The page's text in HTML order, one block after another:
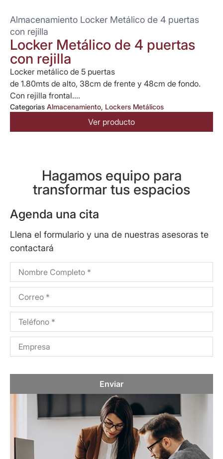
Almacenamiento Locker Metálico de 4 puertas
con rejilla
Locker Metálico de 4 puertas
con rejilla
Locker metálico de 5 puertas
de 1.80mts de alto, 38cm de frente y 48cm de fondo.
Con rejilla frontal....
Categorias Almacenamiento, Lockers Metálicos
Ver producto
Hagamos equipo para
transformar tus espacios
Agenda una cita
Llena el formulario y una de nuestras asesoras te
contactará
Enviar